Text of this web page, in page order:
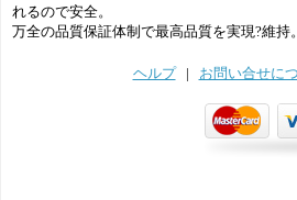
れるので安全。
万全の品質保証体制で最高品質を実現?維持。
ヘルプ | お問い合せに